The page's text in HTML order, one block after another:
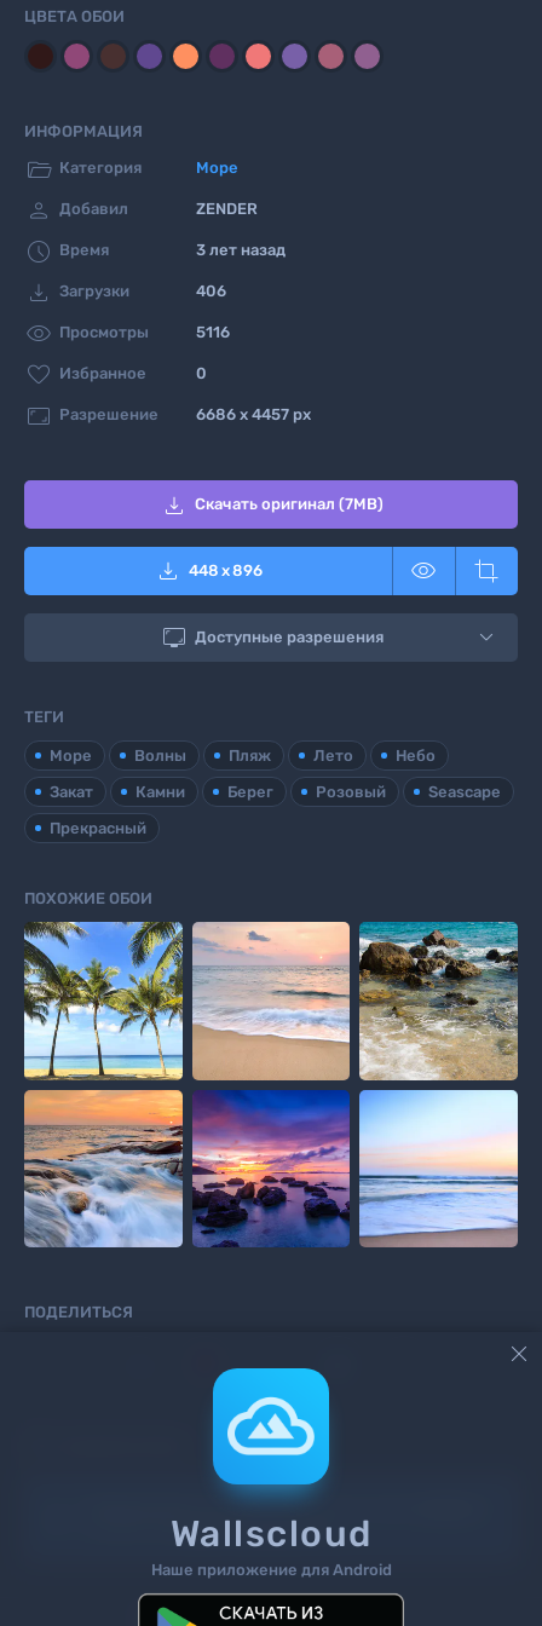
ЦВЕТА ОБОИ
ИНФОРМАЦИЯ
 Категория Море
 Добавил ZENDER
 Время 3 лет назад
 Загрузки 406
 Просмотры 5116
 Избранное 0
 Разрешение 6686 x 4457 px
 Скачать оригинал (7MB)
 448 x896  
 Доступные разрешения
ТЕГИ
Море Волны Пляж Лето
Небо
Закат
Камни Берег Розовый
Seascape
Прекрасный
ПОХОЖИЕ ОБОИ
ПОДЕЛИТЬСЯ
на сайт илизарегистрируйтесь
Поиск Теги Контакты

Wallscloud
Наше приложение для Android